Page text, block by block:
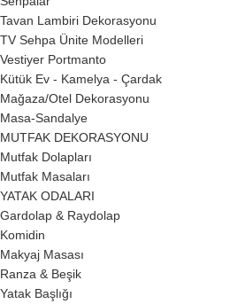
Tavan Lambiri Dekorasyonu
TV Sehpa Ünite Modelleri
Vestiyer Portmanto
Kütük Ev - Kamelya - Çardak
Mağaza/Otel Dekorasyonu
Masa-Sandalye
MUTFAK DEKORASYONU
Mutfak Dolapları
Mutfak Masaları
YATAK ODALARI
Gardolap & Raydolap
Komidin
Makyaj Masası
Ranza & Beşik
Yatak Başlığı